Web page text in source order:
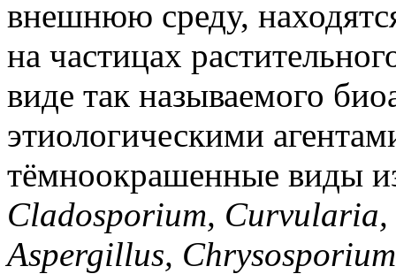
внешнюю среду,
на частицах
виде так называемого
этиологическими
тёмноокрашенные виды
Cladosporium,
Aspergillus,